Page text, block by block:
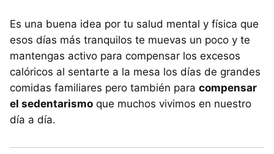
Es una buena idea por tu salud mental y física que
esos días más tranquilos te muevas un poco y te
mantengas activo para compensar los excesos
calóricos al sentarte a la mesa los días de grandes
comidas familiares pero también para compensar
el sedentarismo que muchos vivimos en nuestro
día a día.